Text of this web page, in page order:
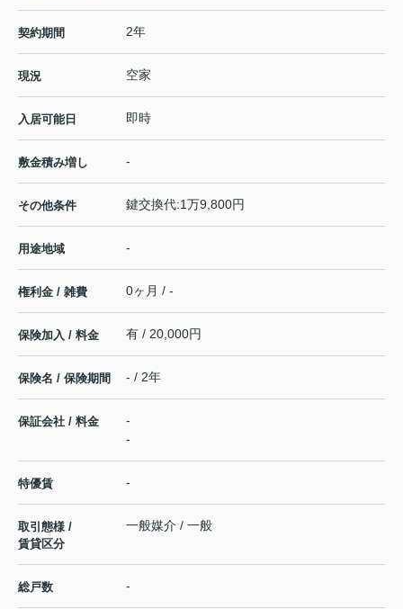
契約期間 2年
現況 空家
入居可能日 即時
敷金積み増し -
その他条件 鍵交換代:1万9,800円
用途地域 -
権利金 / 雑費 0ヶ月 / -
保険加入 / 料金 有 / 20,000円
保険名 / 保険期間 - / 2年
保証会社 / 料金
-
-
特優賃 -
取引態様 /
賃貸区分
一般媒介 / 一般
総戸数 -